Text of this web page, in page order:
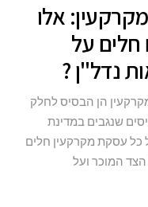
מיסים
חלים
על
אלו
חלים על
נדל"ן ?
הן הבסיס לחלק
שנגבים במדינת
כל עסקת מקרקעין חלים
המוכר ועל